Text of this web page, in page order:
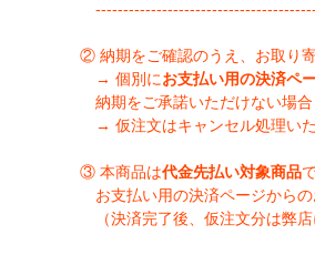
② 納期をご確認のうえ、お取り
→ 個別にお支払い用の決済ペ
納期をご承諾いただけない場合
→ 仮注文はキャンセル処理いた
③ 本商品は代金先払い対象商品
お支払い用の決済ページからの
（決済完了後、仮注文分は弊店